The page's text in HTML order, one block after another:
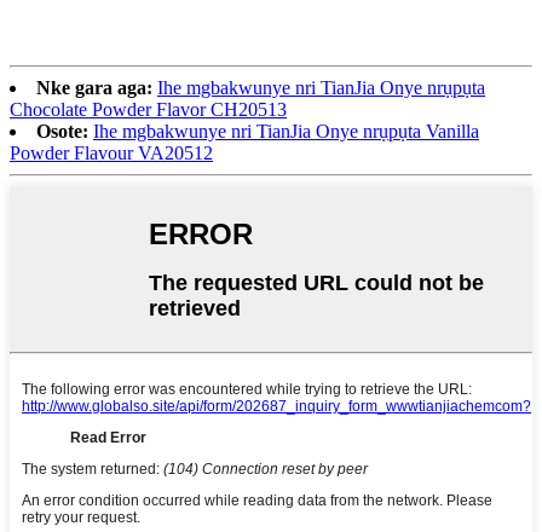
Nke gara aga: Ihe mgbakwunye nri TianJia Onye nrụpụta
Chocolate Powder Flavor CH20513
Osote: Ihe mgbakwunye nri TianJia Onye nrụpụta Vanilla
Powder Flavour VA20512